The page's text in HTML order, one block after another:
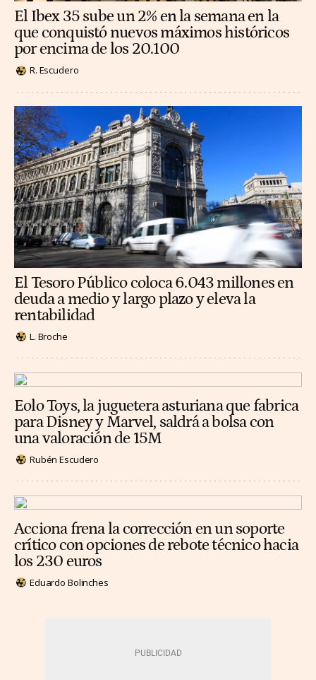
El Ibex 35 sube un 2% en la semana en la
que conquistó nuevos máximos históricos
por encima de los 20.100
R. Escudero
El Tesoro Público coloca 6.043 millones en
deuda a medio y largo plazo y eleva la
rentabilidad
L. Broche
Eolo Toys, la juguetera asturiana que fabrica
para Disney y Marvel, saldrá a bolsa con
una valoración de 15M
Rubén Escudero
Acciona frena la corrección en un soporte
crítico con opciones de rebote técnico hacia
los 230 euros
Eduardo Bolinches